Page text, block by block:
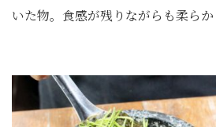
いた物。食感が残りながらも柔らか